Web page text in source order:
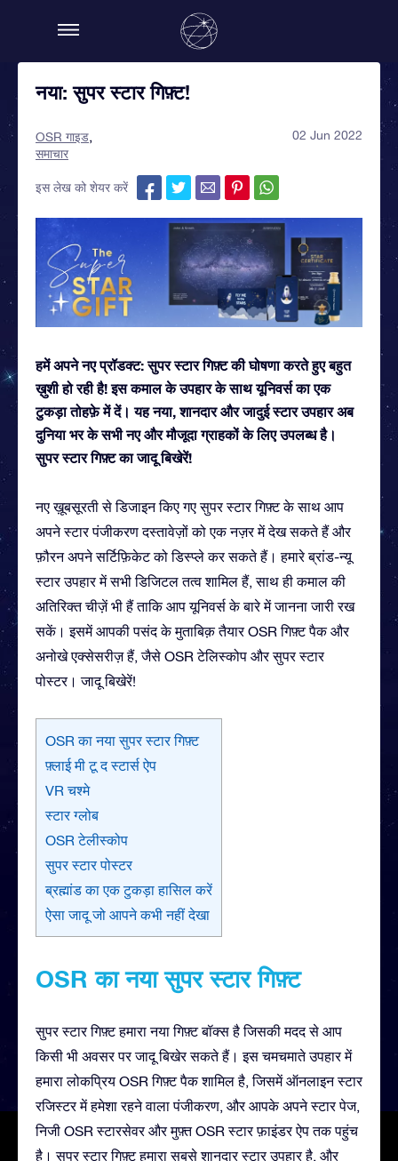
नया: सुपर स्टार गिफ़्ट!
OSR गाइड
समाचार
02 Jun 2022
इस लेख को शेयर करें
हमें अपने नए प्रॉडक्ट: सुपर स्टार गिफ़्ट की घोषणा करते हुए बहुत
ख़ुशी हो रही है! इस कमाल के उपहार के साथ यूनिवर्स का एक
टुकड़ा तोहफ़े में दें। यह नया, शानदार और जादुई स्टार उपहार अब
दुनिया भर के सभी नए और मौजूदा ग्राहकों के लिए उपलब्ध है।
सुपर स्टार गिफ़्ट का जादू बिखेरें!
नए ख़ूबसूरती से डिजाइन किए गए सुपर स्टार गिफ़्ट के साथ आप
अपने स्टार पंजीकरण दस्तावेज़ों को एक नज़र में देख सकते हैं और
फ़ौरन अपने सर्टिफ़िकेट को डिस्प्ले कर सकते हैं। हमारे ब्रांड-न्यू
स्टार उपहार में सभी डिजिटल तत्व शामिल हैं, साथ ही कमाल की
अतिरिक्त चीज़ें भी हैं ताकि आप यूनिवर्स के बारे में जानना जारी रख
सकें। इसमें आपकी पसंद के मुताबिक़ तैयार OSR गिफ़्ट पैक और
अनोखे एक्सेसरीज़ हैं, जैसे OSR टेलिस्कोप और सुपर स्टार
पोस्टर। जादू बिखेरें!
OSR का नया सुपर स्टार गिफ़्ट
फ़्लाई मी टू द स्टार्स ऐप
VR चश्मे
स्टार ग्लोब
OSR टेलीस्कोप
सुपर स्टार पोस्टर
ब्रह्मांड का एक टुकड़ा हासिल करें
ऐसा जादू जो आपने कभी नहीं देखा
OSR का नया सुपर स्टार गिफ़्ट
सुपर स्टार गिफ़्ट हमारा नया गिफ़्ट बॉक्स है जिसकी मदद से आप
किसी भी अवसर पर जादू बिखेर सकते हैं। इस चमचमाते उपहार में
हमारा लोकप्रिय OSR गिफ़्ट पैक शामिल है, जिसमें ऑनलाइन स्टार
रजिस्टर में हमेशा रहने वाला पंजीकरण, और आपके अपने स्टार पेज,
निजी OSR स्टारसेवर और मुफ़्त OSR स्टार फ़ाइंडर ऐप तक पहुंच
है। सुपर स्टार गिफ़्ट हमारा सबसे शानदार स्टार उपहार है, और